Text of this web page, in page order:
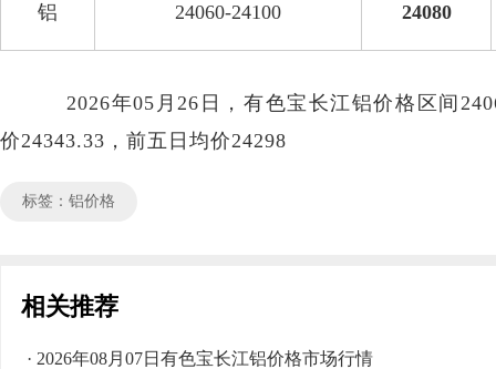
铝 24060-24100 24080
2026年05月26日，有色宝长江铝价格区间
价24343.33，前五日均价24298
标签：铝价格
相关推荐
· 2026年08月07日有色宝长江铝价格市场行情